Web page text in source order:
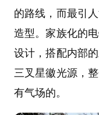
的路线，而最引
造型。家族化的
设计，搭配内部
三叉星徽光源，
有气场的。